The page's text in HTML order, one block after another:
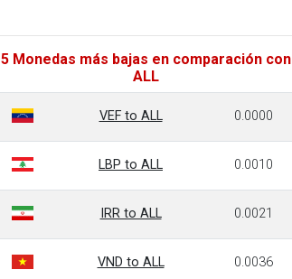
5 Monedas más bajas en comparación con
ALL
VEF to ALL 0.0000
LBP to ALL 0.0010
IRR to ALL 0.0021
VND to ALL 0.0036